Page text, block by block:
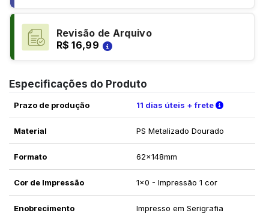
Revisão de Arquivo
R$ 16,99
Especificações do Produto
Prazo de produção 11 dias úteis + frete Verifique
Material PS Metalizado Dourado
Formato 62x148mm
Cor de Impressão 1x0 - Impressão 1 cor
Enobrecimento Impresso em Serigrafia